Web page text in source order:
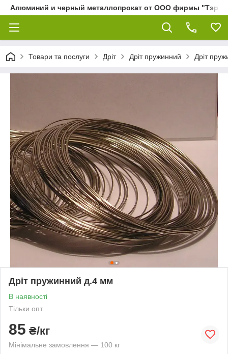
Алюминий и черный металлопрокат от ООО фирмы "Тэра"
Товари та послуги Дріт Дріт пружинний Дріт
Дріт пружинний д.4 мм
В наявності
Тільки опт
85 ₴/кг
Мінімальне замовлення — 100 кг